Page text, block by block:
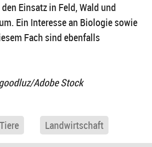
Einsatz in Feld, Wald und
Ein Interesse an Biologie sowie
Fach sind ebenfalls
Adobe Stock
Tiere Landwirtschaft